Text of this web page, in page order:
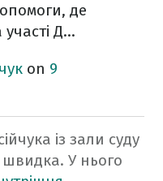
де
участі Д...
on 9
із зали суду
швидка. У нього